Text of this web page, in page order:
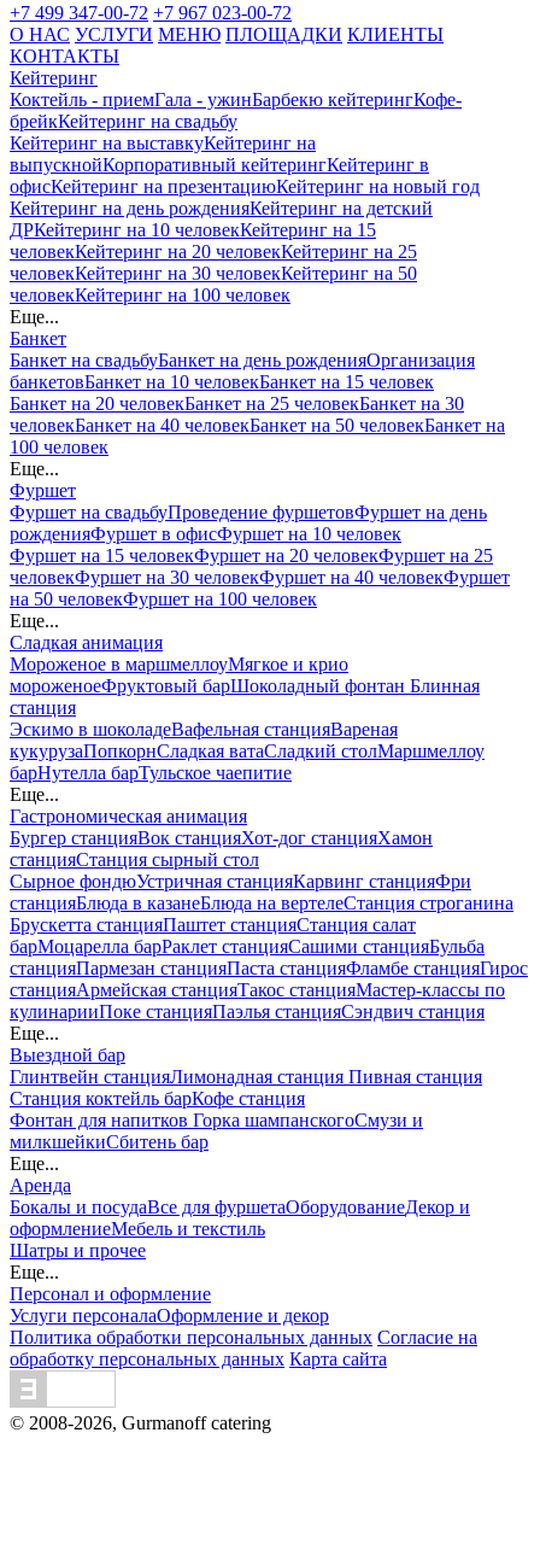
+7 499 347-00-72 +7 967 023-00-72
О НАС УСЛУГИ МЕНЮ ПЛОЩАДКИ КЛИЕНТЫ
КОНТАКТЫ
Кейтеринг
Коктейль - приемГала - ужинБарбекю кейтерингКофе-
брейкКейтеринг на свадьбу
Кейтеринг на выставкуКейтеринг на
выпускнойКорпоративный кейтерингКейтеринг в
офисКейтеринг на презентациюКейтеринг на новый год
Кейтеринг на день рожденияКейтеринг на детский
ДРКейтеринг на 10 человекКейтеринг на 15
человекКейтеринг на 20 человекКейтеринг на 25
человекКейтеринг на 30 человекКейтеринг на 50
человекКейтеринг на 100 человек
Еще...
Банкет
Банкет на свадьбуБанкет на день рожденияОрганизация
банкетовБанкет на 10 человекБанкет на 15 человек
Банкет на 20 человекБанкет на 25 человекБанкет на 30
человекБанкет на 40 человекБанкет на 50 человекБанкет на
100 человек
Еще...
Фуршет
Фуршет на свадьбуПроведение фуршетовФуршет на день
рожденияФуршет в офисФуршет на 10 человек
Фуршет на 15 человекФуршет на 20 человекФуршет на 25
человекФуршет на 30 человекФуршет на 40 человекФуршет
на 50 человекФуршет на 100 человек
Еще...
Сладкая анимация
Мороженое в маршмеллоуМягкое и крио
мороженоеФруктовый барШоколадный фонтан Блинная
станция
Эскимо в шоколадеВафельная станцияВареная
кукурузаПопкорнСладкая ватаСладкий столМаршмеллоу
барНутелла барТульское чаепитие
Еще...
Гастрономическая анимация
Бургер станцияВок станцияХот-дог станцияХамон
станцияСтанция сырный стол
Сырное фондюУстричная станцияКарвинг станцияФри
станцияБлюда в казанеБлюда на вертелеСтанция строганина
Брускетта станцияПаштет станцияСтанция салат
барМоцарелла барРаклет станцияСашими станцияБульба
станцияПармезан станцияПаста станцияФламбе станцияГирос
станцияАрмейская станцияТакос станцияМастер-классы по
кулинарииПоке станцияПаэлья станцияСэндвич станция
Еще...
Выездной бар
Глинтвейн станцияЛимонадная станция Пивная станция
Станция коктейль барКофе станция
Фонтан для напитков Горка шампанскогоСмузи и
милкшейкиСбитень бар
Еще...
Аренда
Бокалы и посудаВсе для фуршетаОборудованиеДекор и
оформлениеМебель и текстиль
Шатры и прочее
Еще...
Персонал и оформление
Услуги персоналаОформление и декор
Политика обработки персональных данных Согласие на
обработку персональных данных Карта сайта
© 2008-2026, Gurmanoff catering